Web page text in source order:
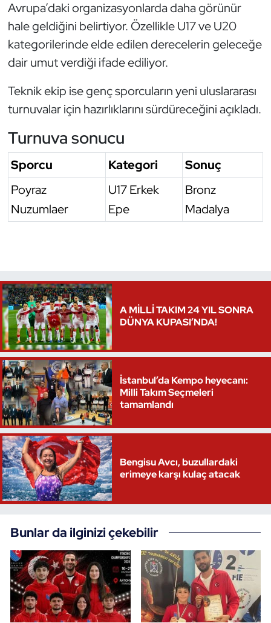
Avrupa’daki organizasyonlarda daha görünür
hale geldiğini belirtiyor. Özellikle U17 ve U20
kategorilerinde elde edilen derecelerin geleceğe
dair umut verdiği ifade ediliyor.
Teknik ekip ise genç sporcuların yeni uluslararası
turnuvalar için hazırlıklarını sürdüreceğini açıkladı.
Turnuva sonucu
Sporcu Kategori
Sonuç
Poyraz
Nuzumlaer
U17 Erkek
Epe
Bronz
Madalya
A MİLLİ TAKIM 24 YIL SONRA
DÜNYA KUPASI’NDA!
İstanbul’da Kempo heyecanı:
Milli Takım Seçmeleri
tamamlandı
Bengisu Avcı, buzullardaki
erimeye karşı kulaç atacak
Bunlar da ilginizi çekebilir
Triatlon
Voleybol
Vücut Geliştirme Fitness
Wushu Kungfu
Yelken
Yüzme